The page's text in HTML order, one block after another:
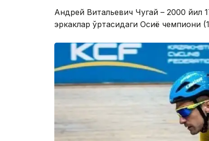
Андрей Витальевич Чугай – 2000 йил
эркаклар ўртасидаги Осиё чемпиони